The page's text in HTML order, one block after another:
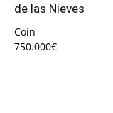
de las Nieves
Coín
750.000€